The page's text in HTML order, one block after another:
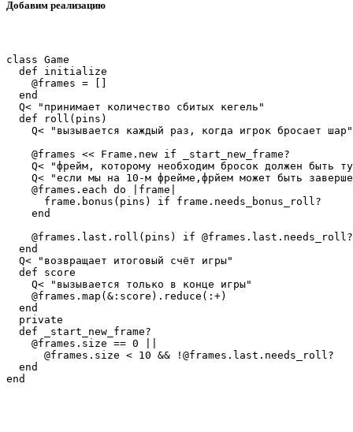
Добавим реализацию
class Game
  def initialize
    @frames = []
  end
  Q< "принимает количество сбитых кегель"
  def roll(pins)
    Q< "вызывается каждый раз, когда игрок бросает шар"
    @frames << Frame.new if _start_new_frame?
Q< "фрейм, которому необходим бросок должен быть
Q< "если мы на 10-м фрейме,фрйем может быть
    @frames.each do |frame|
      frame.bonus(pins) if frame.needs_bonus_roll?
    end
    @frames.last.roll(pins) if @frames.last.needs_roll?
  end
  Q< "возвращает итоговый счёт игры"
  def score
    Q< "вызывается только в конце игры"
    @frames.map(&:score).reduce(:+)
  end
  private
  def _start_new_frame?
    @frames.size == 0 ||
      @frames.size < 10 && !@frames.last.needs_roll?
  end